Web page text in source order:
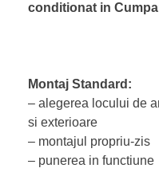
conditionat in
Montaj Standard:
– alegerea locului de
si exterioare
– montajul propriu-zis
– punerea in functiune